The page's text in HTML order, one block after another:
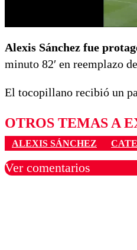
Alexis Sánchez fue
minuto 82′ en reemplazo
El tocopillano recibió un
OTROS TEMAS A
ALEXIS SÁNCHEZ
Ver comentarios